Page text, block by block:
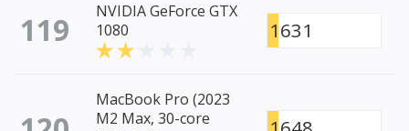
119
NVIDIA GeForce GTX
1080
1631
MacBook Pro (2023
M2 Max, 30-core